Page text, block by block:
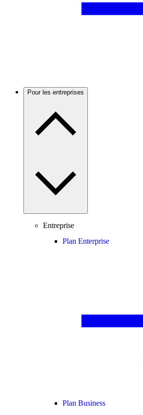
Pour les entreprises
Entreprise
Plan Enterprise
Plan Business